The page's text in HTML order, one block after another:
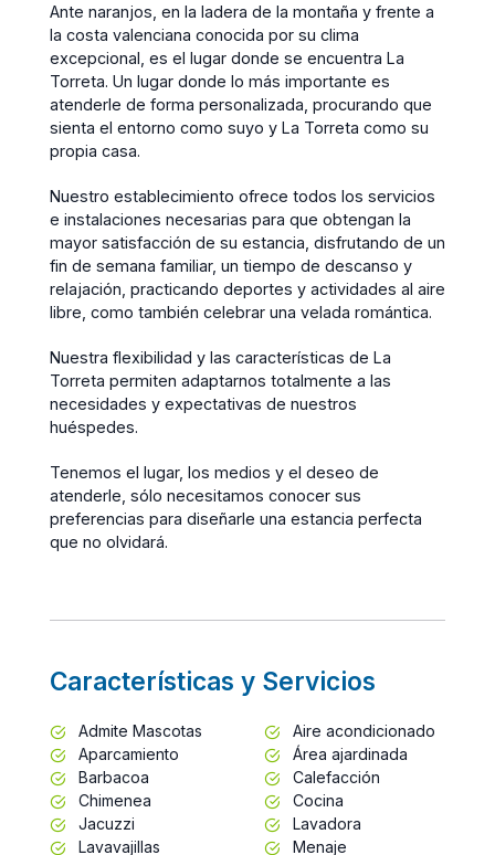
Ante naranjos, en la ladera de la montaña y frente a
la costa valenciana conocida por su clima
excepcional, es el lugar donde se encuentra La
Torreta. Un lugar donde lo más importante es
atenderle de forma personalizada, procurando que
sienta el entorno como suyo y La Torreta como su
propia casa.
Nuestro establecimiento ofrece todos los servicios
e instalaciones necesarias para que obtengan la
mayor satisfacción de su estancia, disfrutando de un
fin de semana familiar, un tiempo de descanso y
relajación, practicando deportes y actividades al aire
libre, como también celebrar una velada romántica.
Nuestra flexibilidad y las características de La
Torreta permiten adaptarnos totalmente a las
necesidades y expectativas de nuestros
huéspedes.
Tenemos el lugar, los medios y el deseo de
atenderle, sólo necesitamos conocer sus
preferencias para diseñarle una estancia perfecta
que no olvidará.
Características y Servicios
Admite Mascotas
Aire acondicionado
Aparcamiento
Área ajardinada
Barbacoa
Calefacción
Chimenea
Cocina
Jacuzzi
Lavadora
Lavavajillas
Menaje